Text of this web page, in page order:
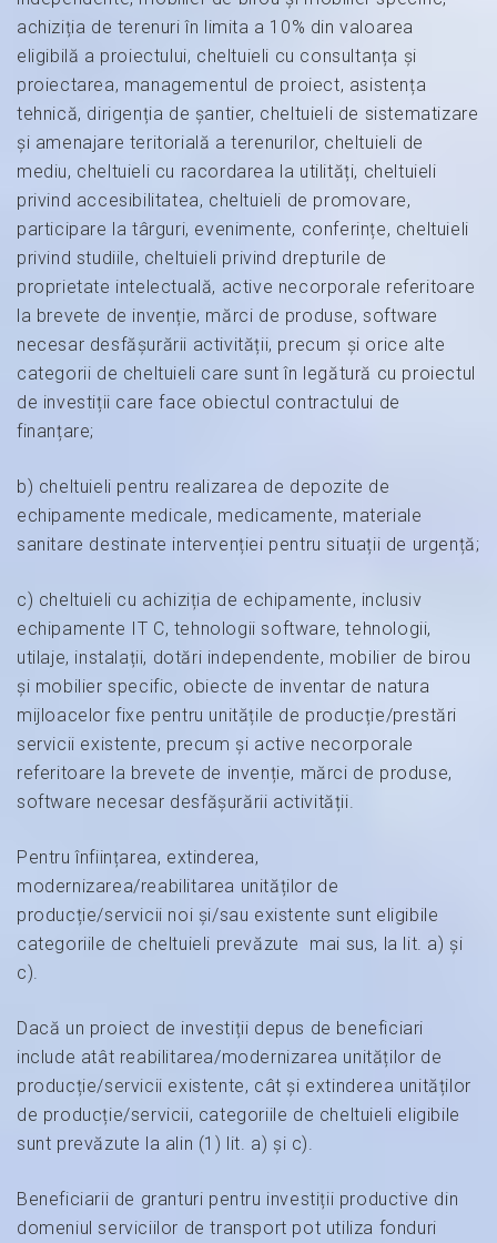
achiziția de terenuri în limita a 10% din valoarea
eligibilă a proiectului, cheltuieli cu consultanța și
proiectarea, managementul de proiect, asistența
tehnică, dirigenția de șantier, cheltuieli de sistematizare
și amenajare teritorială a terenurilor, cheltuieli de
mediu, cheltuieli cu racordarea la utilități, cheltuieli
privind accesibilitatea, cheltuieli de promovare,
participare la târguri, evenimente, conferințe, cheltuieli
privind studiile, cheltuieli privind drepturile de
proprietate intelectuală, active necorporale referitoare
la brevete de invenție, mărci de produse, software
necesar desfășurării activității, precum și orice alte
categorii de cheltuieli care sunt în legătură cu proiectul
de investiții care face obiectul contractului de
finanțare;
b) cheltuieli pentru realizarea de depozite de
echipamente medicale, medicamente, materiale
sanitare destinate intervenției pentru situații de urgență;
c) cheltuieli cu achiziția de echipamente, inclusiv
echipamente IT C, tehnologii software, tehnologii,
utilaje, instalații, dotări independente, mobilier de birou
și mobilier specific, obiecte de inventar de natura
mijloacelor fixe pentru unitățile de producție/prestări
servicii existente, precum și active necorporale
referitoare la brevete de invenție, mărci de produse,
software necesar desfășurării activității.
Pentru înființarea, extinderea,
modernizarea/reabilitarea unităților de
producție/servicii noi și/sau existente sunt eligibile
categoriile de cheltuieli prevăzute mai sus, la lit. a) și
c).
Dacă un proiect de investiții depus de beneficiari
include atât reabilitarea/modernizarea unităților de
producție/servicii existente, cât și extinderea unităților
de producție/servicii, categoriile de cheltuieli eligibile
sunt prevăzute la alin (1) lit. a) și c).
Beneficiarii de granturi pentru investiții productive din
domeniul serviciilor de transport pot utiliza fonduri